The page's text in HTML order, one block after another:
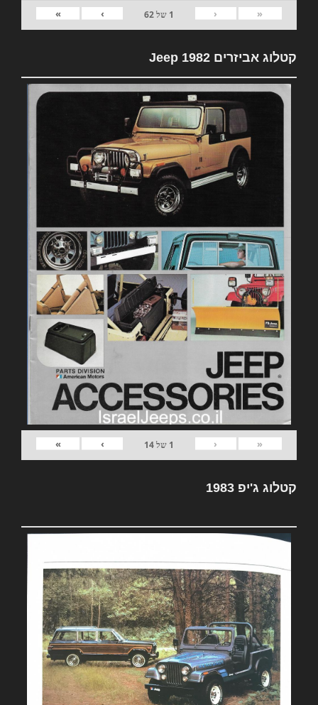
«
‹
1 של62
›
»
קטלוג אביזרים 1982 Jeep
«
‹
1 של14
›
»
קטלוג ג'יפ 1983